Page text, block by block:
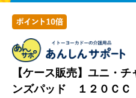
【ケース販売】ユニ・
ンズパッド １２０Ｃ